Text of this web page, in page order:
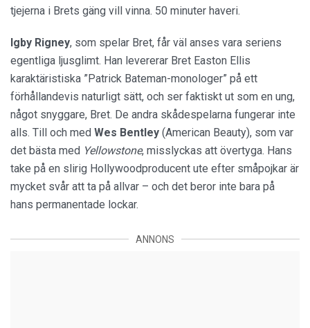
tjejerna i Brets gäng vill vinna. 50 minuter haveri.
Igby Rigney, som spelar Bret, får väl anses vara seriens
egentliga ljusglimt. Han levererar Bret Easton Ellis
karaktäristiska ”Patrick Bateman-monologer” på ett
förhållandevis naturligt sätt, och ser faktiskt ut som en ung,
något snyggare, Bret. De andra skådespelarna fungerar inte
alls. Till och med Wes Bentley (American Beauty), som var
det bästa med Yellowstone, misslyckas att övertyga. Hans
take på en slirig Hollywoodproducent ute efter småpojkar är
mycket svår att ta på allvar – och det beror inte bara på
hans permanentade lockar.
ANNONS